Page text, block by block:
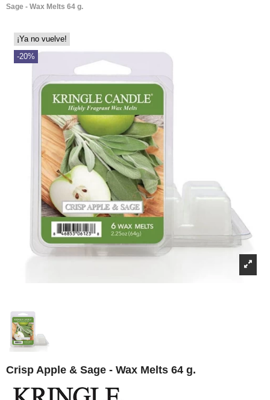
Sage - Wax Melts 64 g.
¡Ya no vuelve!
-20%
Crisp Apple & Sage - Wax Melts 64 g.